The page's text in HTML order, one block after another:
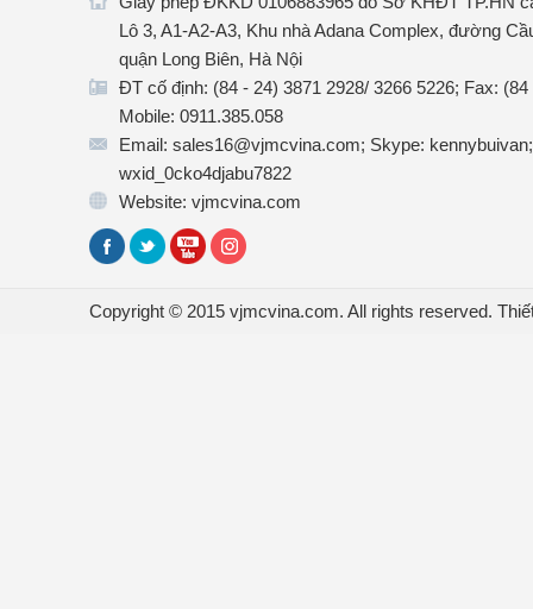
Lô 3, A1-A2-A3, Khu nhà Adana Complex, đường
quận Long Biên, Hà Nội
ĐT cố định: (84 - 24) 3871 2928/ 3266 5226; Fax:
Mobile: 0911.385.058
Email: sales16@vjmcvina.com; Skype:
wxid_0cko4djabu7822
Website: vjmcvina.com
Copyright © 2015 vjmcvina.com. All rights reserved.